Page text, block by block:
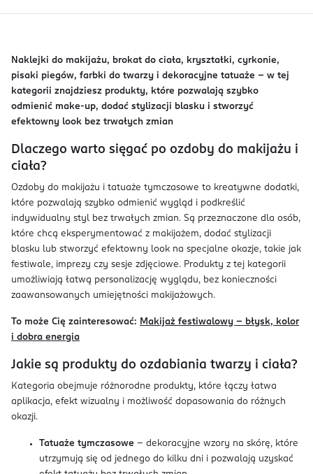
Naklejki do makijażu, brokat do ciała, kryształki, cyrkonie,
pisaki piegów, farbki do twarzy i dekoracyjne tatuaże - w tej
kategorii znajdziesz produkty, które pozwalają szybko
odmienić make-up, dodać stylizacji blasku i stworzyć
efektowny look bez trwałych zmian
Dlaczego warto sięgać po ozdoby do makijażu i
ciała?
Ozdoby do makijażu i tatuaże tymczasowe to kreatywne dodatki,
które pozwalają szybko odmienić wygląd i podkreślić
indywidualny styl bez trwałych zmian. Są przeznaczone dla osób,
które chcą eksperymentować z makijażem, dodać stylizacji
blasku lub stworzyć efektowny look na specjalne okazje, takie jak
festiwale, imprezy czy sesje zdjęciowe. Produkty z tej kategorii
umożliwiają łatwą personalizację wyglądu, bez konieczności
zaawansowanych umiejętności makijażowych.
To może Cię zainteresować: Makijaż festiwalowy – błysk, kolor
i dobra energia
Jakie są produkty do ozdabiania twarzy i ciała?
Kategoria obejmuje różnorodne produkty, które łączy łatwa
aplikacja, efekt wizualny i możliwość dopasowania do różnych
okazji.
Tatuaże tymczasowe – dekoracyjne wzory na skórę, które
utrzymują się od jednego do kilku dni i pozwalają uzyskać